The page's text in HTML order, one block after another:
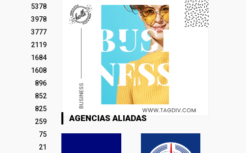
5378
3978
3777
2119
1684
1608
896
852
825
259
75
21
AGENCIAS ALIADAS